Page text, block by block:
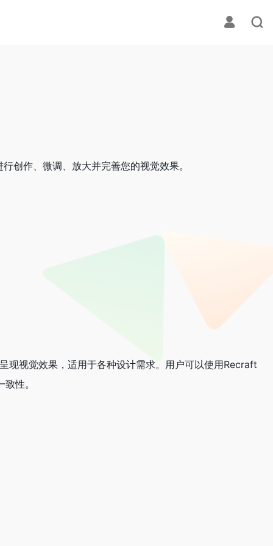
创作、微调、放大并完善您的视觉效果。
现视觉效果，适用于各种设计需求。用户可以使用Recraft
性。